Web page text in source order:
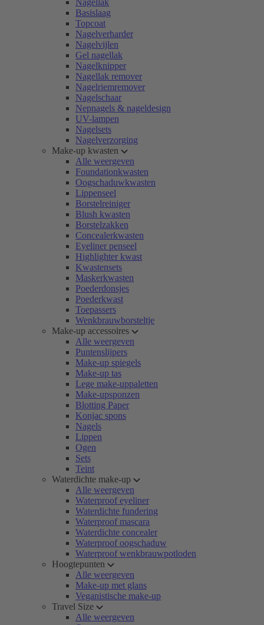
Nagellak
Basislaag
Topcoat
Nagelverharder
Nagelvijlen
Gel nagellak
Nagelknipper
Nagellak remover
Nagelriemremover
Nagelschaar
Nepnagels & nageldesign
UV-lampen
Nagelsets
Nagelverzorging
Make-up kwasten
Alle weergeven
Foundationkwasten
Oogschaduwkwasten
Lippenseel
Borstelreiniger
Blush kwasten
Borstelzakken
Concealerkwasten
Eyeliner penseel
Highlighter kwast
Kwastensets
Maskerkwasten
Poederdonsjes
Poederkwast
Toepassers
Wenkbrauwborsteltje
Make-up accessoires
Alle weergeven
Puntenslijpers
Make-up spiegels
Make-up tas
Lege make-uppaletten
Make-upsponzen
Blotting Paper
Konjac spons
Nagels
Lippen
Ogen
Sets
Teint
Waterdichte make-up
Alle weergeven
Waterproof eyeliner
Waterdichte fundering
Waterproof mascara
Waterdichte concealer
Waterproof oogschaduw
Waterproof wenkbrauwpotloden
Hoogtepunten
Alle weergeven
Make-up met glans
Veganistische make-up
Travel Size
Alle weergeven